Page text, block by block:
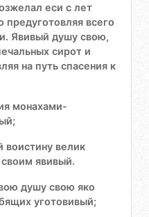
еси с лет
всего
Явивый душу свою,
сирот и
на путь спасения к
монахами-
воистину велик
явивый.
душу свою яко
уготовивый;